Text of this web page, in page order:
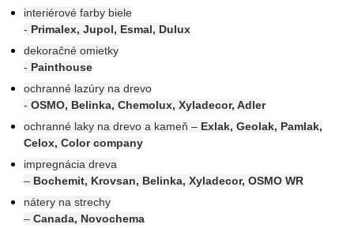
interiérové farby biele
- Primalex, Jupol, Esmal, Dulux
dekoračné omietky
- Painthouse
ochranné lazúry na drevo
- OSMO, Belinka, Chemolux, Xyladecor, Adler
ochranné laky na drevo a kameň – Exlak, Geolak, Pamlak,
Celox, Color company
impregnácia dreva
– Bochemit, Krovsan, Belinka, Xyladecor, OSMO WR
nátery na strechy
– Canada, Novochema